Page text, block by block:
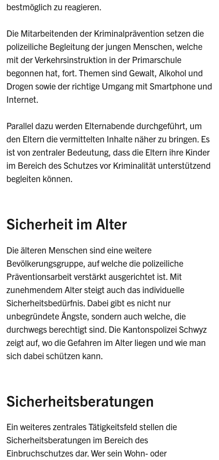
bestmöglich zu reagieren.
Die Mitarbeitenden der Kriminalprävention setzen die
polizeiliche Begleitung der jungen Menschen, welche
mit der Verkehrsinstruktion in der Primarschule
begonnen hat, fort. Themen sind Gewalt, Alkohol und
Drogen sowie der richtige Umgang mit Smartphone und
Internet.
Parallel dazu werden Elternabende durchgeführt, um
den Eltern die vermittelten Inhalte näher zu bringen. Es
ist von zentraler Bedeutung, dass die Eltern ihre Kinder
im Bereich des Schutzes vor Kriminalität unterstützend
begleiten können.
Sicherheit im Alter
Die älteren Menschen sind eine weitere
Bevölkerungsgruppe, auf welche die polizeiliche
Präventionsarbeit verstärkt ausgerichtet ist. Mit
zunehmendem Alter steigt auch das individuelle
Sicherheitsbedürfnis. Dabei gibt es nicht nur
unbegründete Ängste, sondern auch welche, die
durchwegs berechtigt sind. Die Kantonspolizei Schwyz
zeigt auf, wo die Gefahren im Alter liegen und wie man
sich dabei schützen kann.
Sicherheitsberatungen
Ein weiteres zentrales Tätigkeitsfeld stellen die
Sicherheitsberatungen im Bereich des
Einbruchschutzes dar. Wer sein Wohn- oder